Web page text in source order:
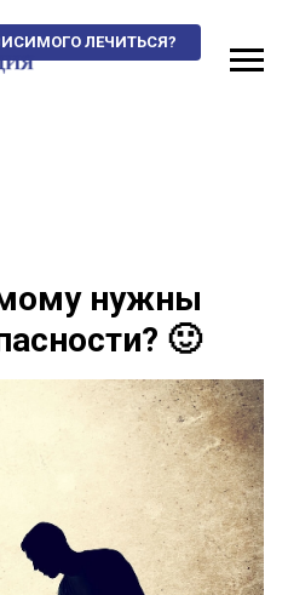
ЛЕЧИТЬСЯ?
нужны
🙂